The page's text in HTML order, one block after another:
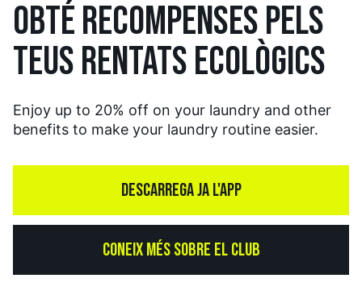
OBTÉ RECOMPENSES PELS
TEUS RENTATS ECOLÒGICS
Enjoy up to 20% off on your laundry and other
benefits to make your laundry routine easier.
DESCARREGA JA L'APP
CONEIX MÉS SOBRE EL CLUB